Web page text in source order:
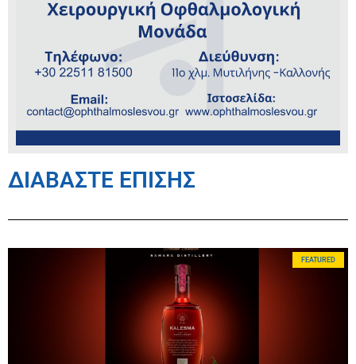
ΔΙΑΒΑΣΤΕ ΕΠΙΣΗΣ
FEATURED